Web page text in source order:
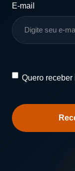
E-mail
Quero
sobre
a
Quero